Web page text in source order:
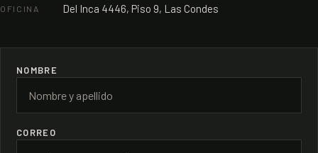
OFICINA Del Inca 4446, Piso 9, Las Condes
NOMBRE
CORREO